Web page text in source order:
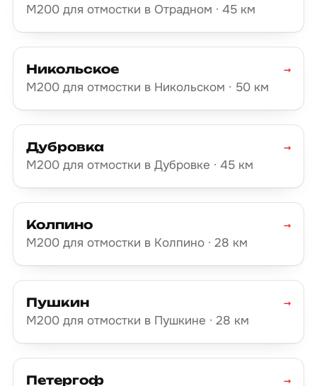
М200 для отмостки в Отрадном · 45 км
Никольское
М200 для отмостки в Никольском · 50 км
→
Дубровка
М200 для отмостки в Дубровке · 45 км
→
Колпино
М200 для отмостки в Колпино · 28 км
→
Пушкин
М200 для отмостки в Пушкине · 28 км
→
Петергоф
→